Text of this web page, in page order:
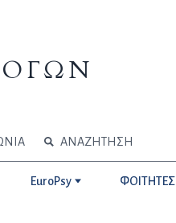
ΑΝΑΖΗΤΗΣΗ
EuroPsy ΦΟΙΤΗΤΕΣ